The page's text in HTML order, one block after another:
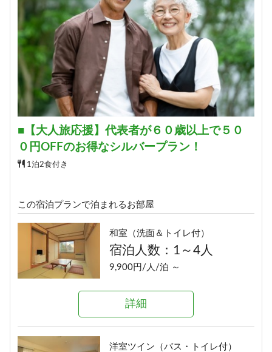
■【大人旅応援】代表者が６０歳以上で５０
０円OFFのお得なシルバープラン！
1泊2食付き
この宿泊プランで泊まれるお部屋
和室（洗面＆トイレ付）
宿泊人数：1～4人
9,900円/人/泊 ～
詳細
洋室ツイン（バス・トイレ付）